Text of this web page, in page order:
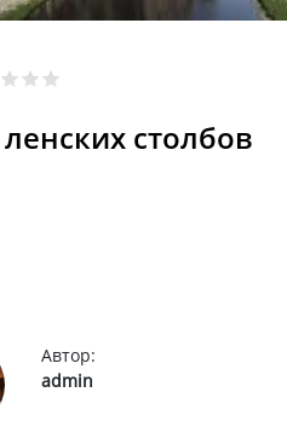
столбов
Автор:
admin